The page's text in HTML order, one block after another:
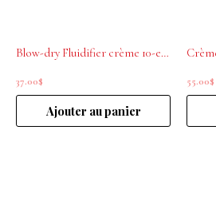
Blow-dry Fluidifier crème 10-en-1 sans rinçage 150ml
37.00$
Ajouter au panier
55.00$